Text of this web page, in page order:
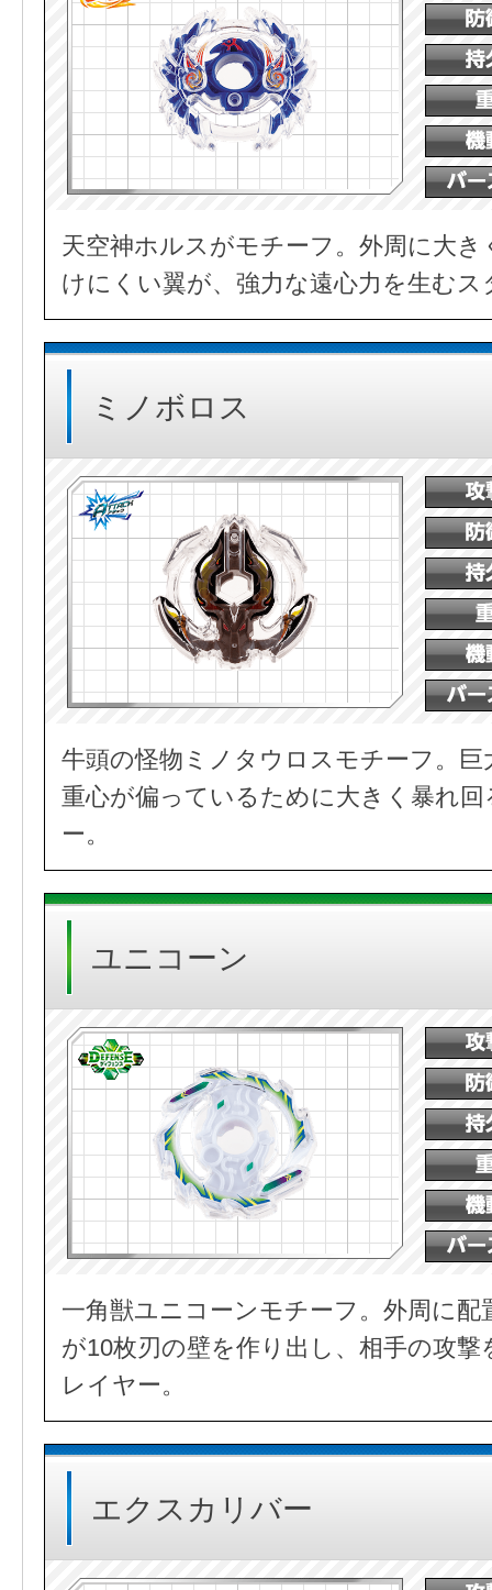
天空神ホルスがモチーフ。外周に大
けにくい翼が、強力な遠心力を生む
ミノボロス
牛頭の怪物ミノタウロスモチーフ。
重心が偏っているために大きく暴れ
ー。
ユニコーン
一角獣ユニコーンモチーフ。外周に
が10枚刃の壁を作り出し、相手の攻
レイヤー。
エクスカリバー